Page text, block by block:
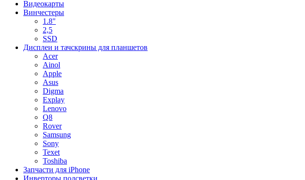
Видеокарты
Винчестеры
1.8"
2,5
SSD
Дисплеи и тачскрины для планшетов
Acer
Ainol
Apple
Asus
Digma
Explay
Lenovo
Q8
Rover
Samsung
Sony
Texet
Toshiba
Запчасти для iPhone
Инверторы подсветки